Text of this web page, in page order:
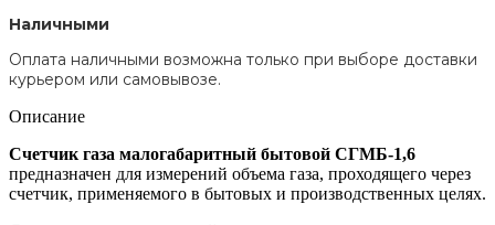
Наличными
Оплата наличными возможна только при выборе доставки
курьером или самовывозе.
Описание
Счетчик газа малогабаритный бытовой СГМБ-1,6
предназначен для измерений объема газа, проходящего через
счетчик, применяемого в бытовых и производственных целях.